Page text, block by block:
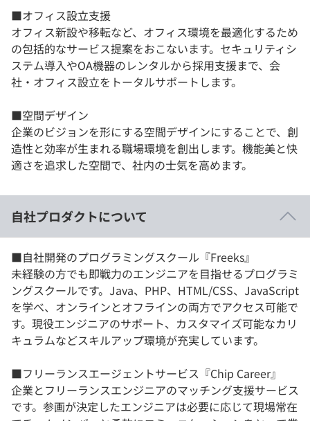
■オフィス設立支援
オフィス新設や移転など、オフィス環境を最適化するため
の包括的なサービス提案をおこないます。セキュリティシ
ステム導入やOA機器のレンタルから採用支援まで、会
社・オフィス設立をトータルサポートします。
■空間デザイン
企業のビジョンを形にする空間デザインにすることで、創
造性と効率が生まれる職場環境を創出します。機能美と快
適さを追求した空間で、社内の士気を高めます。
自社プロダクトについて
■自社開発のプログラミングスクール『Freeks』
未経験の方でも即戦力のエンジニアを目指せるプログラミ
ングスクールです。Java、PHP、HTML/CSS、JavaScript
を学べ、オンラインとオフラインの両方でアクセス可能で
す。現役エンジニアのサポート、カスタマイズ可能なカリ
キュラムなどスキルアップ環境が充実しています。
■フリーランスエージェントサービス『Chip Career』
企業とフリーランスエンジニアのマッチング支援サービス
です。参画が決定したエンジニアは必要に応じて現場常在